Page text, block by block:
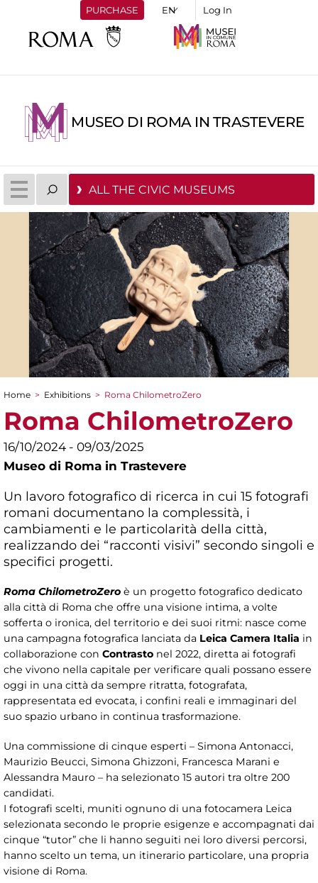
PURCHASE Log In
MUSEO DI ROMA IN TRASTEVERE
ALL THE CIVIC MUSEUMS
You are here
Home > Exhibitions > Roma ChilometroZero
Roma ChilometroZero
16/10/2024 - 09/03/2025
Museo di Roma in Trastevere
Un lavoro fotografico di ricerca in cui 15 fotografi
romani documentano la complessità, i
cambiamenti e le particolarità della città,
realizzando dei “racconti visivi” secondo singoli e
specifici progetti.
Roma ChilometroZero è un progetto fotografico dedicato
alla città di Roma che offre una visione intima, a volte
sofferta o ironica, del territorio e dei suoi ritmi: nasce come
una campagna fotografica lanciata da Leica Camera Italia in
collaborazione con Contrasto nel 2022, diretta ai fotografi
che vivono nella capitale per verificare quali possano essere
oggi in una città da sempre ritratta, fotografata,
rappresentata ed evocata, i confini reali e immaginari del
suo spazio urbano in continua trasformazione.
Una commissione di cinque esperti – Simona Antonacci,
Maurizio Beucci, Simona Ghizzoni, Francesca Marani e
Alessandra Mauro – ha selezionato 15 autori tra oltre 200
candidati.
I fotografi scelti, muniti ognuno di una fotocamera Leica
selezionata secondo le proprie esigenze e accompagnati dai
cinque “tutor” che li hanno seguiti nei loro diversi percorsi,
hanno scelto un tema, un itinerario particolare, una propria
visione di Roma.